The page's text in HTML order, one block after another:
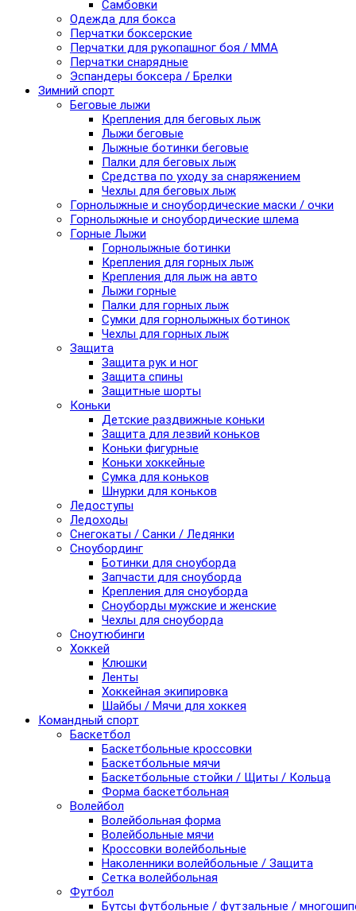
Самбовки
Одежда для бокса
Перчатки боксерские
Перчатки для рукопашног боя / ММА
Перчатки снарядные
Эспандеры боксера / Брелки
Зимний спорт
Беговые лыжи
Крепления для беговых лыж
Лыжи беговые
Лыжные ботинки беговые
Палки для беговых лыж
Средства по уходу за снаряжением
Чехлы для беговых лыж
Горнолыжные и сноубордические маски / очки
Горнолыжные и сноубордические шлема
Горные Лыжи
Горнолыжные ботинки
Крепления для горных лыж
Крепления для лыж на авто
Лыжи горные
Палки для горных лыж
Сумки для горнолыжных ботинок
Чехлы для горных лыж
Защита
Защита рук и ног
Защита спины
Защитные шорты
Коньки
Детские раздвижные коньки
Защита для лезвий коньков
Коньки фигурные
Коньки хоккейные
Сумка для коньков
Шнурки для коньков
Ледоступы
Ледоходы
Снегокаты / Санки / Ледянки
Сноубординг
Ботинки для сноуборда
Запчасти для сноуборда
Крепления для сноуборда
Сноуборды мужские и женские
Чехлы для сноуборда
Сноутюбинги
Хоккей
Клюшки
Ленты
Хоккейная экипировка
Шайбы / Мячи для хоккея
Командный спорт
Баскетбол
Баскетбольные кроссовки
Баскетбольные мячи
Баскетбольные стойки / Щиты / Кольца
Форма баскетбольная
Волейбол
Волейбольная форма
Волейбольные мячи
Кроссовки волейбольные
Наколенники волейбольные / Защита
Сетка волейбольная
Футбол
Бутсы футбольные / футзальные /